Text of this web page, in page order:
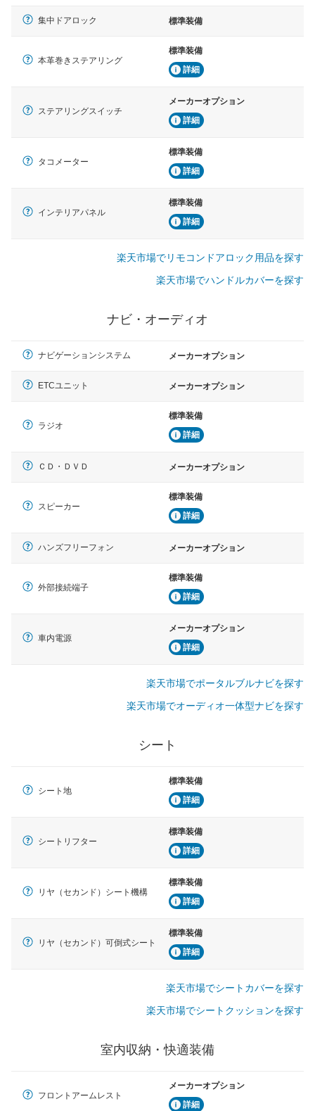
集中ドアロック 標準装備
本革巻きステアリング
標準装備
詳細
ステアリングスイッチ
メーカーオプション
詳細
タコメーター
標準装備
詳細
インテリアパネル
標準装備
詳細
楽天市場でリモコンドアロック用品を探す
楽天市場でハンドルカバーを探す
ナビ・オーディオ
ナビゲーションシステム メーカーオプション
ETCユニット メーカーオプション
ラジオ
標準装備
詳細
ＣＤ・ＤＶＤ メーカーオプション
スピーカー
標準装備
詳細
ハンズフリーフォン メーカーオプション
外部接続端子
標準装備
詳細
車内電源
メーカーオプション
詳細
楽天市場でポータルブルナビを探す
楽天市場でオーディオ一体型ナビを探す
シート
シート地
標準装備
詳細
シートリフター
標準装備
詳細
リヤ（セカンド）シート機構
標準装備
詳細
リヤ（セカンド）可倒式シート
標準装備
詳細
楽天市場でシートカバーを探す
楽天市場でシートクッションを探す
室内収納・快適装備
フロントアームレスト
メーカーオプション
詳細